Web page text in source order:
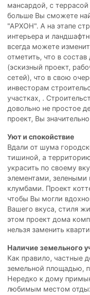
мансардой, с
больше Вы сможете
"АРХОН". А на этапе
интерьера и
всегда можете
отметить, что в
(эскизный проект,
сетей), что в свою
инвесторам
участках, .
довольно не простое
проект, Вы
Уют и спокойствие
Вдали от шума
тишиной, а
украсить по своему
элементами,
клумбами. Проект
чтобы Вы могли
Вашего вкуса, стиля
этом проект дома
нельзя заменить
Наличие земельного
Как правило, частные
земельной площадью,
Нередко к дому
любимым местом